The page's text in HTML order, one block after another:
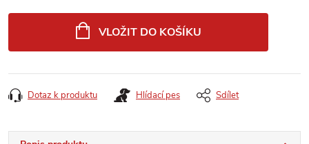
VLOŽIT DO KOŠÍKU
Dotaz k produktu Hlídací pes Sdílet